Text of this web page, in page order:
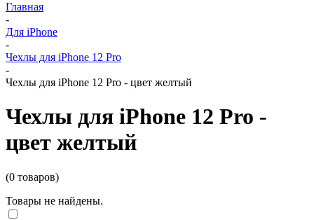
Главная
-
Для iPhone
-
Чехлы для iPhone 12 Pro
-
Чехлы для iPhone 12 Pro - цвет желтый
Чехлы для iPhone 12 Pro -
цвет желтый
(0 товаров)
Товары не найдены.